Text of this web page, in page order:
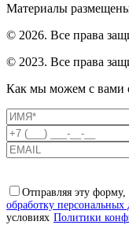
Материалы
© 2026. Все права
© 2023. Все права
Как мы можем с вами
Отправляя эту форму,
обработку персональных
условиях Политики